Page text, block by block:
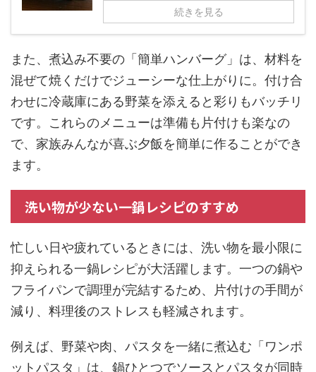
続きを見る
また、煮込み不要の「簡単ハンバーグ」は、材料を
混ぜて焼くだけでジューシーな仕上がりに。付け合
わせに冷蔵庫にある野菜を添えると彩りもバッチリ
です。これらのメニューは準備も片付けも楽なの
で、家族みんなが喜ぶ夕飯を簡単に作ることができ
ます。
洗い物が少ない一鍋レシピのすすめ
忙しい日や疲れているときには、洗い物を最小限に
抑えられる一鍋レシピが大活躍します。一つの鍋や
フライパンで調理が完結するため、片付けの手間が
減り、料理後のストレスも軽減されます。
例えば、野菜や肉、パスタを一緒に煮込む「ワンポ
ットパスタ」は、鍋ひとつでソースとパスタが同時